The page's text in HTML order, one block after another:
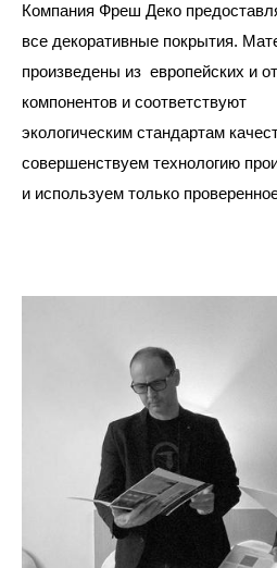
Компания Фреш Деко
все декоративные покрытия.
произведены из европейских и
компонентов и соответствуют
экологическим стандартам
совершенствуем технологию
и используем только